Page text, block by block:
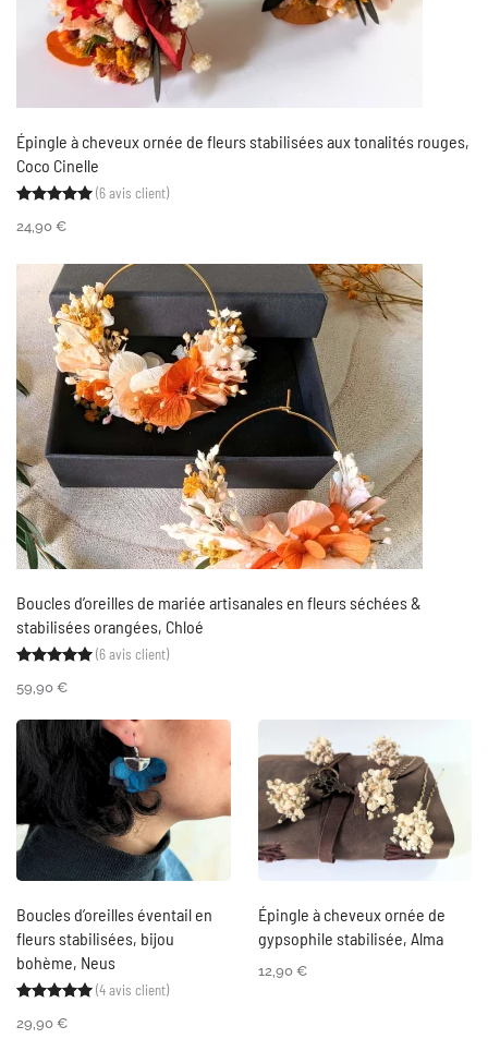
Épingle à cheveux ornée de fleurs stabilisées aux tonalités rouges,
Coco Cinelle
Noté5.00sur 5 basé sur
6
(6avis client)
24,90 €
Boucles d’oreilles de mariée artisanales en fleurs séchées &
stabilisées orangées, Chloé
Noté5.00sur 5 basé sur
6
(6avis client)
59,90 €
Boucles d’oreilles éventail en
fleurs stabilisées, bijou
bohème, Neus
Noté5.00sur 5 basé sur
4
(4avis client)
29,90 €
Épingle à cheveux ornée de
gypsophile stabilisée, Alma
12,90 €